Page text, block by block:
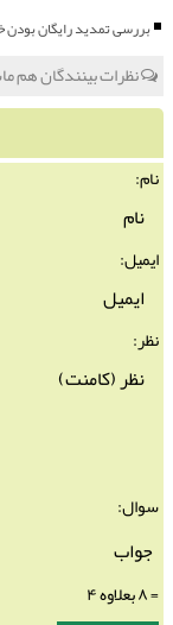
بررسی تمدید رایگان بودن
نظرات بینندگان هم
نام:
ایمیل:
نظر:
سوال: